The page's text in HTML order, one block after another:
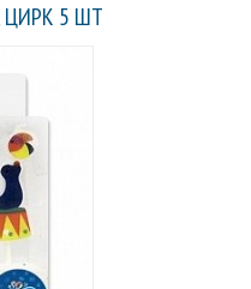
ЦИРК 5 ШТ